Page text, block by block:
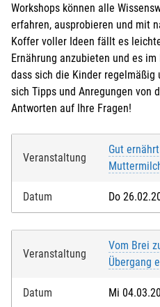
Workshops können alle
erfahren, ausprobieren und mit
Koffer voller Ideen fällt es
Ernährung anzubieten und es
dass sich die Kinder regelmäßig
sich Tipps und Anregungen von
Antworten auf Ihre Fragen!
Veranstaltung
Gut
Datum Do
Veranstaltung
Vom Brei
Übergang
Datum Mi